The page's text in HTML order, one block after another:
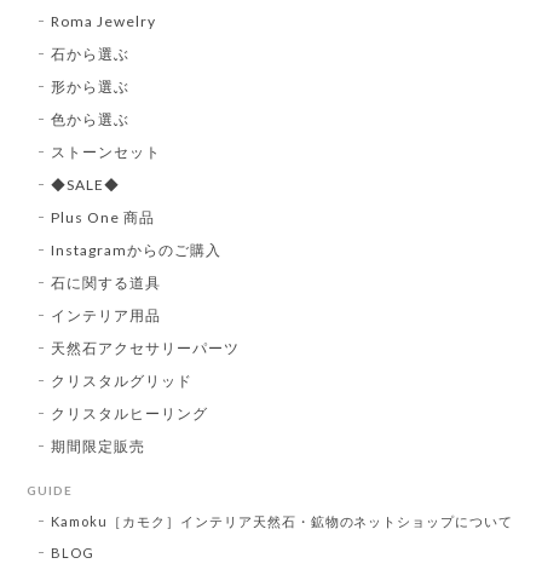
Roma Jewelry
石から選ぶ
形から選ぶ
色から選ぶ
ストーンセット
◆SALE◆
Plus One 商品
Instagramからのご購入
石に関する道具
インテリア用品
天然石アクセサリーパーツ
クリスタルグリッド
クリスタルヒーリング
期間限定販売
GUIDE
Kamoku［カモク］インテリア天然石・鉱物のネットショップについて
BLOG